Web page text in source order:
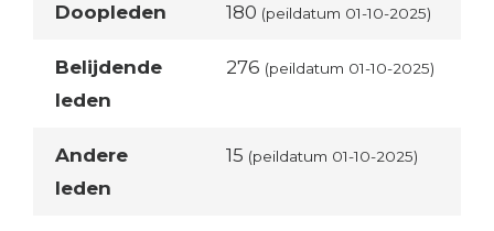
Doopleden 180 (peildatum 01-10-2025)
Belijdende
leden
276 (peildatum 01-10-2025)
Andere
leden
15 (peildatum 01-10-2025)